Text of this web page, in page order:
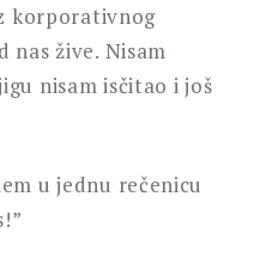
korporativnog
nas žive. Nisam
nisam isčitao i još
u jednu rečenicu